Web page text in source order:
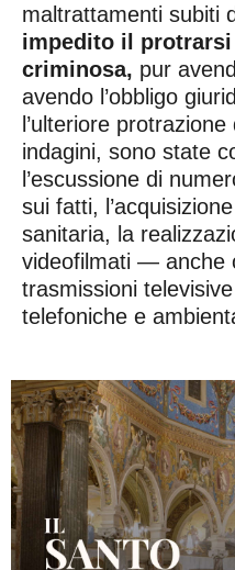
maltrattamenti subiti
impedito il
criminosa, pur
avendo l’obbligo
l’ulteriore
indagini, sono state
l’escussione di
sui fatti,
sanitaria, la
videofilmati — anche
trasmissioni
telefoniche e